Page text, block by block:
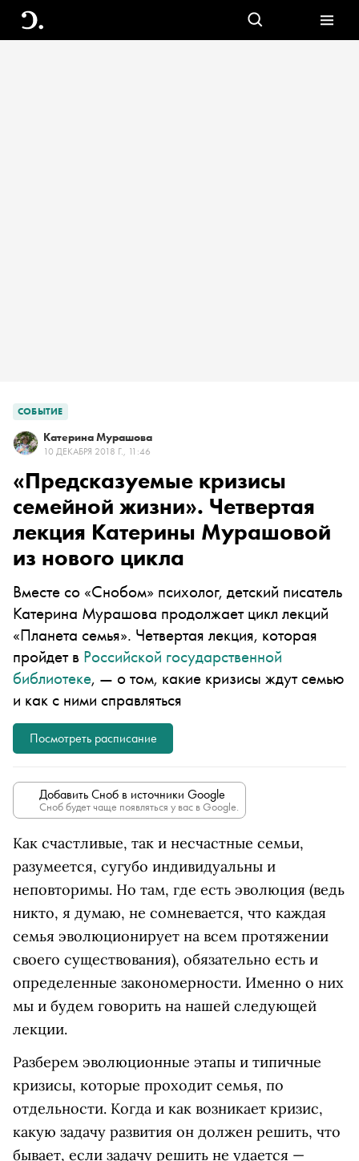
СОБЫТИЕ
Катерина Мурашова
10 ДЕКАБРЯ 2018 Г., 11:46
«Предсказуемые кризисы
семейной жизни». Четвертая
лекция Катерины Мурашовой
из нового цикла
Вместе со «Снобом» психолог, детский писатель
Катерина Мурашова продолжает цикл лекций
«Планета cемья». Четвертая лекция, которая
пройдет в Российской государственной
библиотеке, — о том, какие кризисы ждут семью
и как с ними справляться
Посмотреть расписание
Добавить Сноб в источники Google
Сноб будет чаще появляться у вас в Google.
Как счастливые, так и несчастные семьи,
разумеется, сугубо индивидуальны и
неповторимы. Но там, где есть эволюция (ведь
никто, я думаю, не сомневается, что каждая
семья эволюционирует на всем протяжении
своего существования), обязательно есть и
определенные закономерности. Именно о них
мы и будем говорить на нашей следующей
лекции.
Разберем эволюционные этапы и типичные
кризисы, которые проходит семья, по
отдельности. Когда и как возникает кризис,
какую задачу развития он должен решить, что
бывает, если задачу решить не удается —